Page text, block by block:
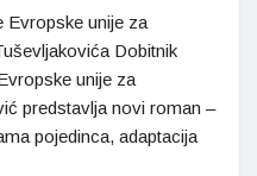
Evropske unije za
Dobitnik
unije za
predstavlja novi roman –
pojedinca, adaptacija